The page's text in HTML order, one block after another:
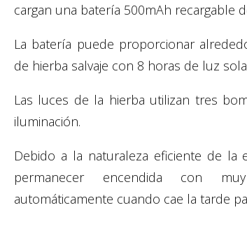
cargan una batería 500mAh recargable
La batería puede proporcionar
de hierba salvaje con 8 horas de luz
Las luces de la hierba utilizan tres
iluminación.
Debido a la naturaleza eficiente de la
permanecer encendida con
automáticamente cuando cae la tarde